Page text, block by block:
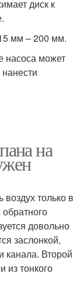
диск к
мм – 200 мм.
насоса может
на
только в
довольно
заслонкой,
канала. Второй
из тонкого